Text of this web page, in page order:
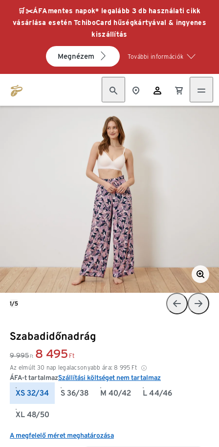
🛒✂️ÁFAmentes napok* legalább 3 db használati cikk
vásárlása esetén TchiboCard hűségkártyával & ingyenes
kiszállítás
Megnézem További információk
Szabadidőnadrág
9 995 Ft 8 495 Ft
Az elmúlt 30 nap legalacsonyabb ára: 8 995 Ft
ÁFA-t tartalmazSzállítási költséget nem tartalmaz
XS 32/34 S 36/38 M 40/42 L 44/46
XL 48/50
A megfelelő méret meghatározása
1/5